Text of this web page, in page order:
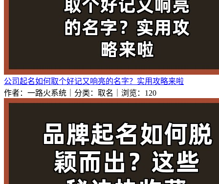
公司起名如何取个好记又响亮的名字？实用攻略来啦
作者：一路火系统｜分类：取名｜浏览：120